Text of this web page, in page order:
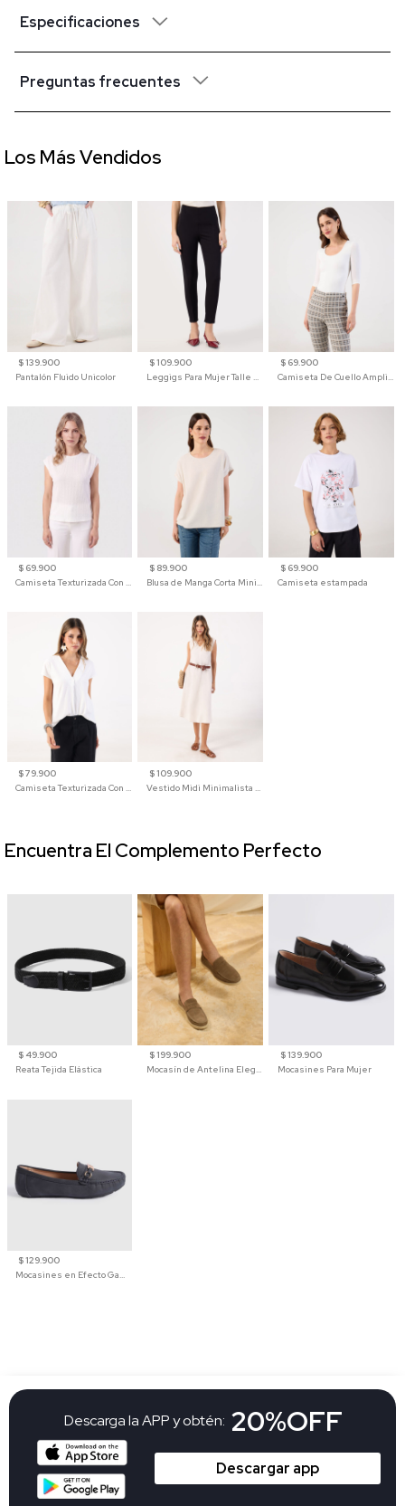
Especificaciones
Preguntas frecuentes
$ 139.900
Pantalón Fluido Unicolor
$ 109.900
Leggigs Para Mujer Talle Alto Liso
$ 69.900
Camiseta De Cuello Amplio Y Manga 3/4 Para Mujer
$ 69.900
Camiseta Texturizada Con Hombro Caído Para Mujer
$ 89.900
Blusa de Manga Corta Minimalista para Mujer
$ 69.900
Camiseta estampada
$ 79.900
Camiseta Texturizada Con Cuello En V Para Mujer
$ 109.900
Vestido Midi Minimalista De Silueta Amplia
Los Más Vendidos
$ 49.900
Reata Tejida Elástica
$ 199.900
Mocasín de Antelina Elegante con Suela de Contraste Para Hombre
$ 139.900
Mocasines Para Mujer
$ 129.900
Mocasines en Efecto Gamuzado Para Mujer
Encuentra El Complemento Perfecto
Descarga la APP y obtén: 20%OFF
Descargar app